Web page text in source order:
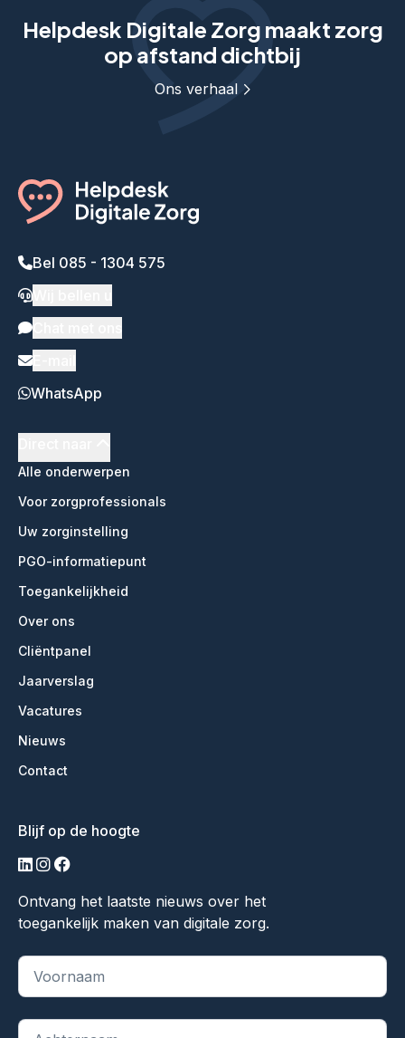
Helpdesk Digitale Zorg maakt zorg
op afstand dichtbij
Ons verhaal
Bel 085 - 1304 575
WhatsApp
Alle onderwerpen
Voor zorgprofessionals
Uw zorginstelling
PGO-informatiepunt
Toegankelijkheid
Over ons
Cliëntpanel
Jaarverslag
Vacatures
Nieuws
Contact
Blijf op de hoogte
linkedin
instagram
facebook
Ontvang het laatste nieuws over het
toegankelijk maken van digitale zorg.
"*" geeft vereiste velden aan